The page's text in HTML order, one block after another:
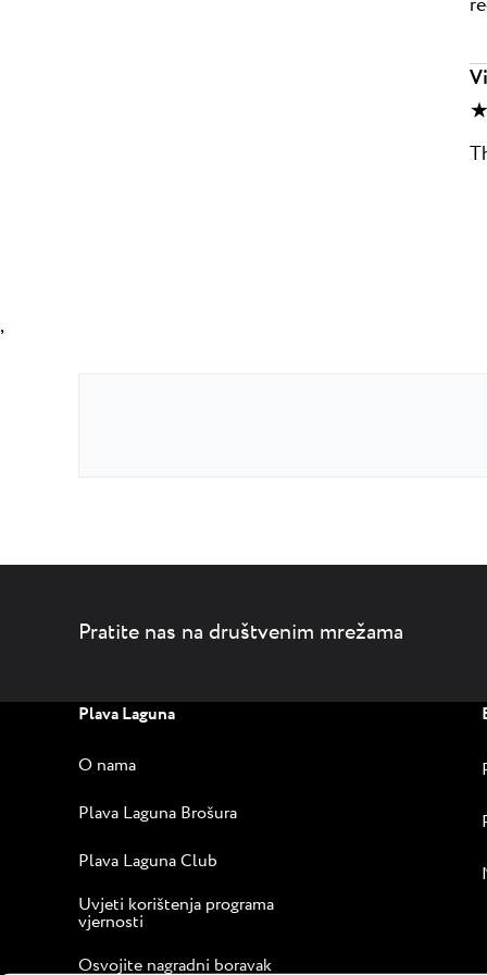
,
Pratite nas na društvenim mrežama
Plava Laguna
O nama
Plava Laguna Brošura
Plava Laguna Club
Uvjeti korištenja programa
vjernosti
Osvojite nagradni boravak